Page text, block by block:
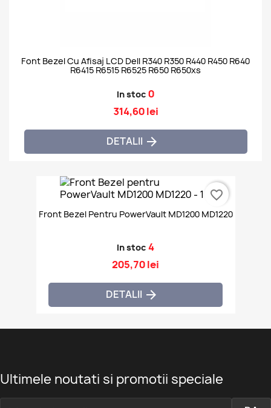
Font Bezel Cu Afisaj LCD Dell R340 R350 R440 R450 R640
R6415 R6515 R6525 R650 R650xs
In stoc 0
314,60 lei
DETALII 
Front Bezel Pentru PowerVault MD1200 MD1220
In stoc 4
205,70 lei
DETALII 
favorite_border
Ultimele noutati si promotii speciale